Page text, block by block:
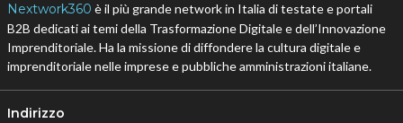
Nextwork360 è il più grande network in Italia di testate e portali
B2B dedicati ai temi della Trasformazione Digitale e dell’Innovazione
Imprenditoriale. Ha la missione di diffondere la cultura digitale e
imprenditoriale nelle imprese e pubbliche amministrazioni italiane.
Indirizzo